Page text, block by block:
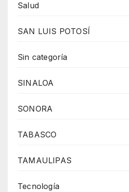
Salud
SAN LUIS POTOSÍ
Sin categoría
SINALOA
SONORA
TABASCO
TAMAULIPAS
Tecnología